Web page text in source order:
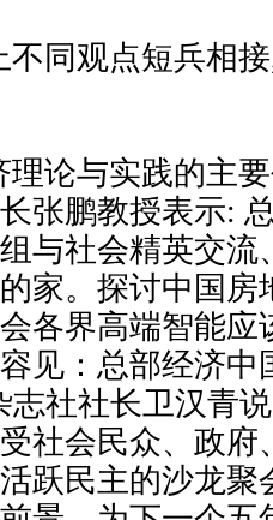
不同观点短兵相接
理论与实践的主
张鹏教授表示:
与社会精英交流
家。探讨中国房
各界高端智能应
见：总部经济中
志社社长卫汉青说
社会民众、政府
跃民主的沙龙聚